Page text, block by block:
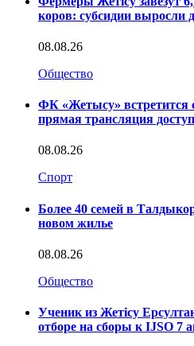
коров: субсидии выросли
08.08.26
Общество
ФК «Жетысу»
прямая трансляция
08.08.26
Спорт
Более 40 семей в
новом жилье
08.08.26
Общество
Ученик из Жетісу
отборе на сборы к IJSO 7